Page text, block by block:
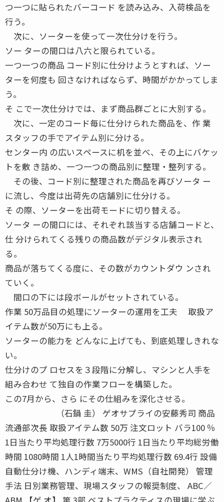
つ一つに貼られたバーコード を読み込み、入荷検品を
行う。
次に、ソーターを使って一次仕分けを行う。
ソー ターの間口は八六と限られている。
一つ一つの商品 コード別に仕分けようとすれば、ソー
ターを何度も 回さなければならず、時間がかかってしま
う。
そ こで一次仕分けでは、まず商品群ごとに大別する。
次に、一定のコード毎に仕分けられた商品を、作 業
スタッフの手でアイテム別に分ける。
センター内 の広いスペースに机を並べ、その上にバケッ
トを敷 き詰め、一つ一つの商品別に整理・整列する。
その後、コード別に整理された商品を再びソータ ー
に流し、今度は出荷先の店舗別に仕分ける。
そ の際、ソーターを出荷モードに切り替える。
ソータ ーの間口には、それぞれ該当する店舗コードと、
仕 分けられてくる残りの商品数がデジタル表示され
る。
商品が落ちてくる度に、その数がカウントダウ ンされ
ていく。
間口の下には段ボールがセットされている。
作業 50万品目の処理にソーターの運用を工夫 取扱ア
イテム数が50万にも上る。
ソーターの能力を どんなに上げても、到底処理しきれな
い。
仕分けのプ ロセスを３段階に分解し、マシンと人手を
組み合わせ て独自の作業フローを構築した。
この7月から、さら にその仕組みを深化させる。
（石鍋 圭） ゲオサプライの安藤秀司 商品
流通部次長 取扱アイテム数 50万 注文ロット バラ100 ％
1日当たり平均処理行数 7万5000行 1日当たり平均総労働
時間 1080時間 1人1時間当たり平均処理行数 69.4行 設備
自動仕分け機、ハンディ端末、WMS（自社開発） 管理
手法 日別業務管理、現場スタッフの報奨制度、 ABC／